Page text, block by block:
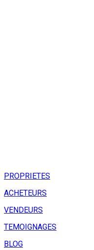
PROPRIETES
ACHETEURS
VENDEURS
TEMOIGNAGES
BLOG